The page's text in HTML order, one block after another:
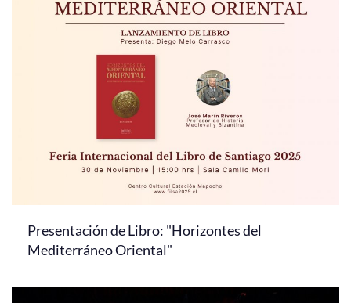
Presentación de Libro: "Horizontes del
Mediterráneo Oriental"